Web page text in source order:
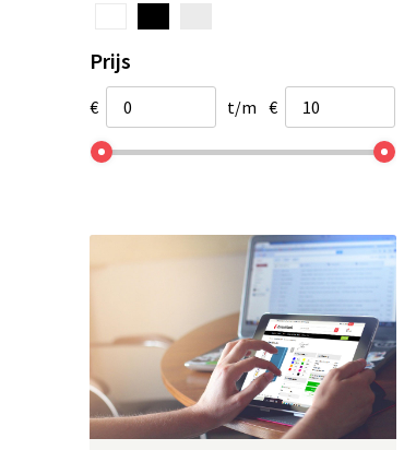
Prijs
€ t/m €